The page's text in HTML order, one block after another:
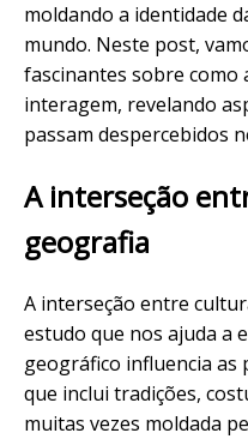
moldando a identidade
mundo. Neste post,
fascinantes sobre como
interagem, revelando
passam despercebidos
A interseção
geografia
A interseção entre
estudo que nos ajuda a
geográfico influencia as
que inclui tradições,
muitas vezes moldada